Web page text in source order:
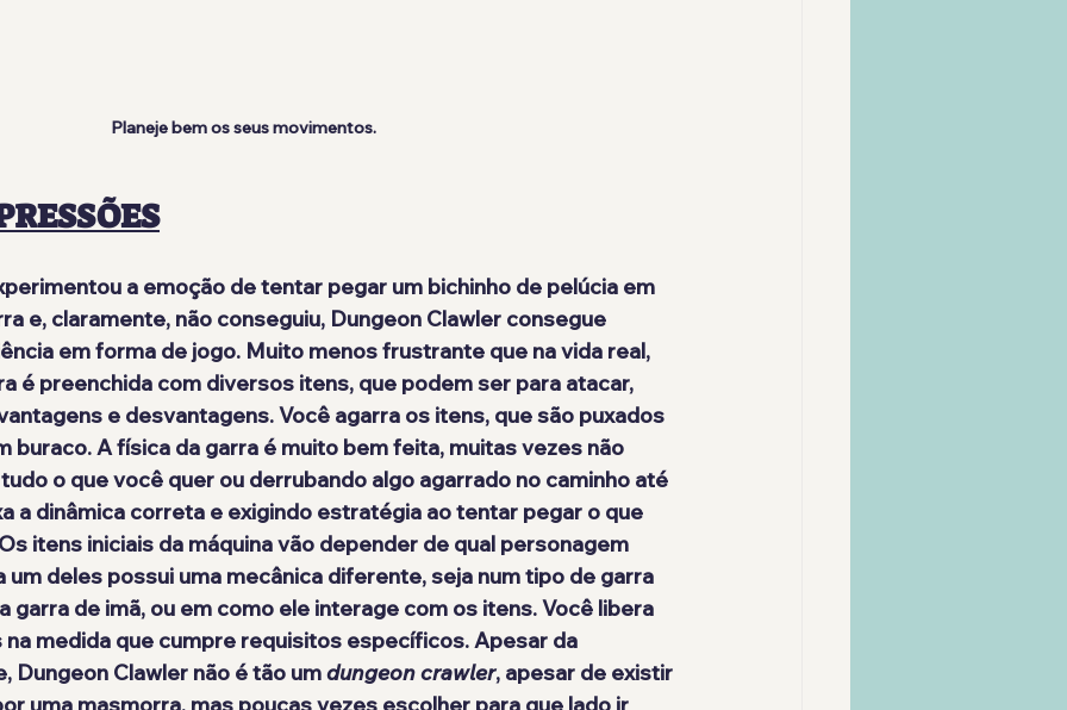
Planeje bem os seus movimentos.
a emoção de tentar pegar um bichinho de pelúcia em
e, claramente, não conseguiu, Dungeon Clawler consegue
em forma de jogo. Muito menos frustrante que na vida real,
é preenchida com diversos itens, que podem ser para atacar,
e desvantagens. Você agarra os itens, que são puxados
buraco. A física da garra é muito bem feita, muitas vezes não
o que você quer ou derrubando algo agarrado no caminho até
a dinâmica correta e exigindo estratégia ao tentar pegar o que
itens iniciais da máquina vão depender de qual personagem
um deles possui uma mecânica diferente, seja num tipo de garra
garra de imã, ou em como ele interage com os itens. Você libera
medida que cumpre requisitos específicos. Apesar da
Dungeon Clawler não é tão um dungeon crawler, apesar de existir
uma masmorra, mas poucas vezes escolher para que lado ir